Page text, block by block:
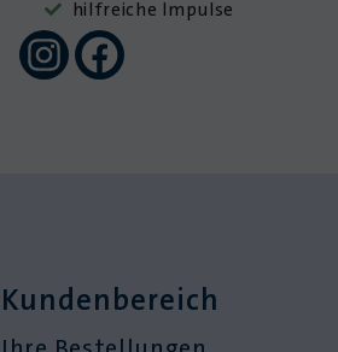
hilfreiche Impulse
Kundenbereich